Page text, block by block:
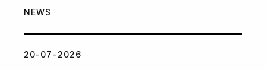
NEWS
20-07-2026